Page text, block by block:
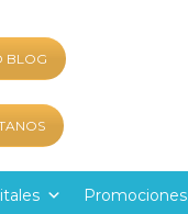
BLOG
Promociones